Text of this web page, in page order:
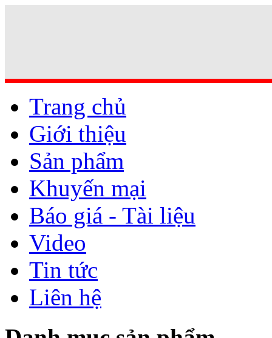
Trang chủ
Giới thiệu
Sản phẩm
Khuyến mại
Báo giá - Tài liệu
Video
Tin tức
Liên hệ